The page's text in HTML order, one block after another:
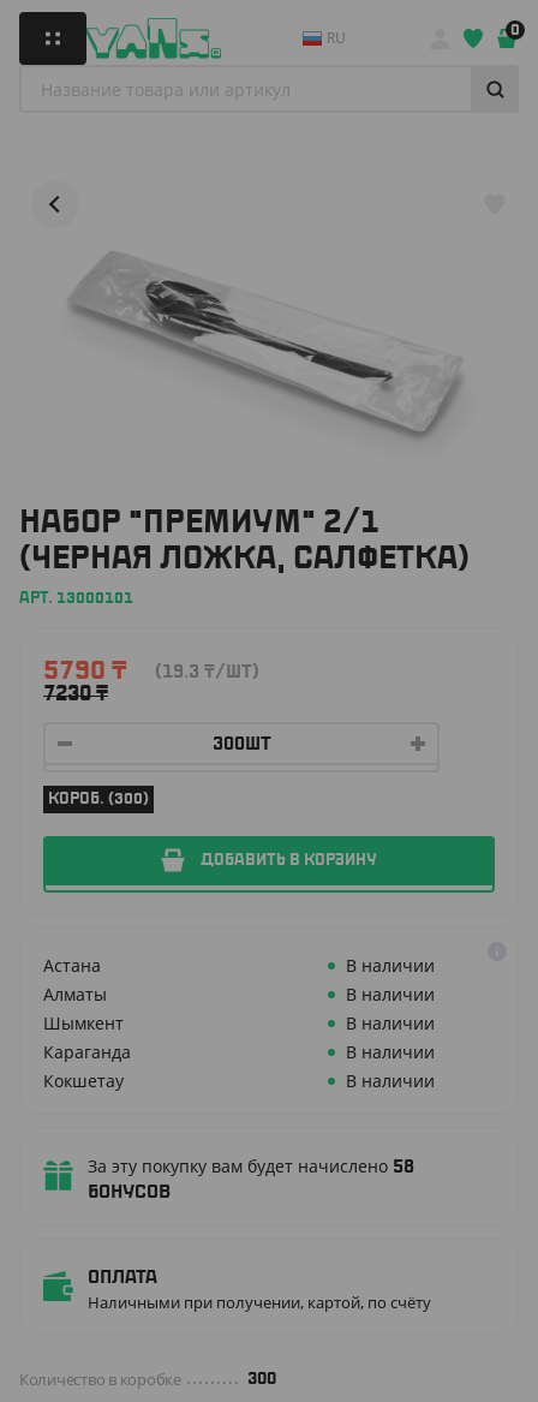
RU 0
НАБОР "ПРЕМИУМ" 2/1
(ЧЕРНАЯ ЛОЖКА, САЛФЕТКА)
АРТ. 13000101
5790 ₸
7230₸
(19.3 ₸/ШТ)
КОРОБ. (300)
ДОБАВИТЬ В КОРЗИНУ
Астана
В наличии
Алматы
В наличии
Шымкент
В наличии
Караганда
В наличии
Кокшетау
В наличии
За эту покупку вам будет начислено 58
бонусов
Оплата
Наличными при получении, картой, по счёту
Количество в коробке 300